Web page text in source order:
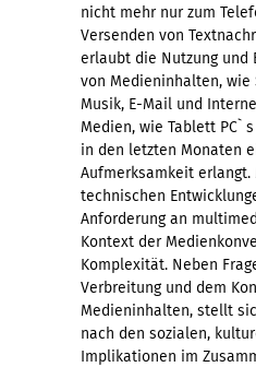
nicht mehr nur zum
Versenden von
erlaubt die Nutzung und
von Medieninhalten, wie
Musik, E-Mail und
Medien, wie Tablett PC`
in den letzten Monaten
Aufmerksamkeit erlangt.
technischen
Anforderung an
Kontext der
Komplexität. Neben
Verbreitung und dem
Medieninhalten, stellt
nach den sozialen,
Implikationen im